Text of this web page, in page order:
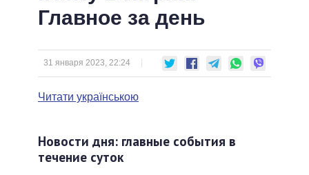
ОБЗОРЫ
ДАЙДЖЕСТЫ
ПРЕЗИДЕНТ И ОФИС
ВЕРХОВНАЯ РАДА
ГЛАВЫ ОБЛАДМИНИСТРАЦИЙ
ВСЕ ПЕРСОНЫ
ВИДЕО
СРАВНЕНИЕ ПОЛИТИКОВ
Главное за день
31 января 2023, 22:24
Читати українською
Новости дня: главные события в
течение суток